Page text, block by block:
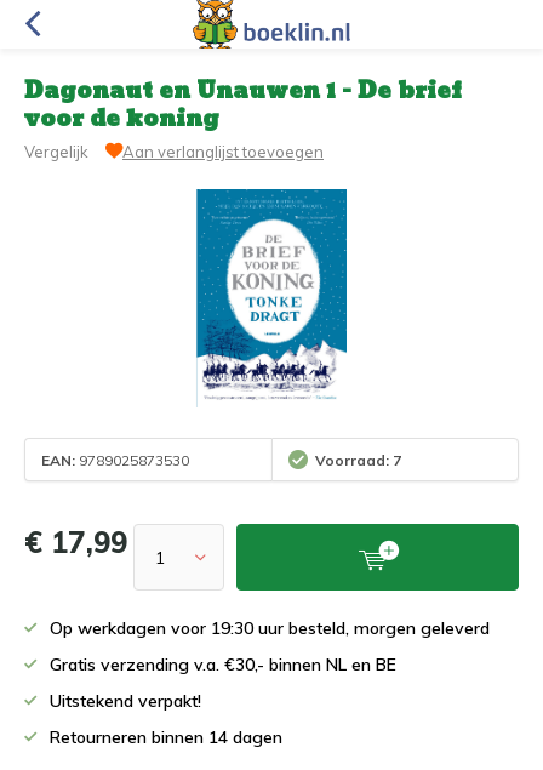
Dagonaut en Unauwen 1 - De brief
voor de koning
Vergelijk Aan verlanglijst toevoegen
EAN: 9789025873530 Voorraad: 7
€ 17,99
Op werkdagen voor 19:30 uur besteld, morgen geleverd
Gratis verzending v.a. €30,- binnen NL en BE
Uitstekend verpakt!
Retourneren binnen 14 dagen